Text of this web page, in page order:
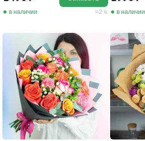
в наличии 2 ч. в наличии